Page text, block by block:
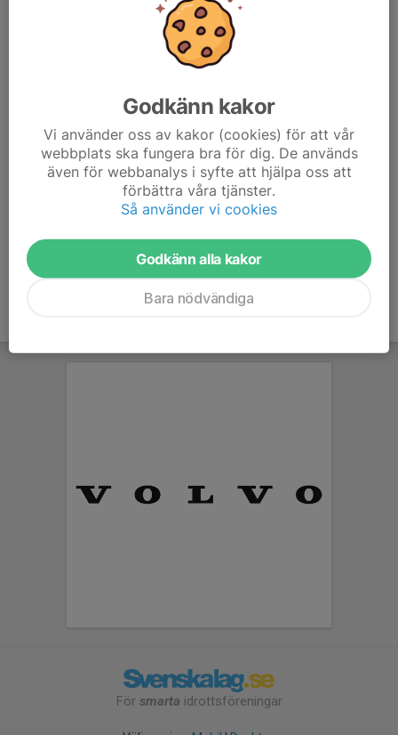
Född 2011?: Efter bekräftelse att ni önskar delta
kommer jag skicka förfrågan om dispens. (Får endast
Endast kallade kan anmäla sig till aktiviteten. 22 personer är
För smarta idrottsföreningar
Godkänn kakor
Vi använder oss av kakor (cookies) för att vår
webbplats ska fungera bra för dig. De används
även för webbanalys i syfte att hjälpa oss att
förbättra våra tjänster.
Så använder vi cookies
Godkänn alla kakor
Bara nödvändiga